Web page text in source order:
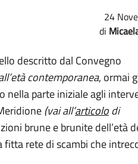
24
descritto dal Convegno
contemporanea, ormai
nella parte iniziale agli
(vai all’articolodi
brune e brunite dell’età
rete di scambi che